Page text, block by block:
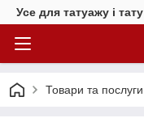
Усе для татуажу і тату
Товари та послуги